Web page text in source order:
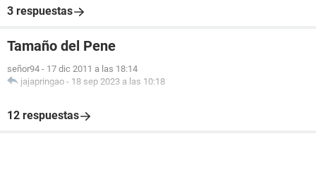
3 respuestas
Tamaño del Pene
señor94 - 17 dic 2011 a las 18:14
jajapringao - 18 sep 2023 a las 10:18
12 respuestas